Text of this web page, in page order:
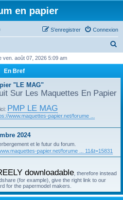
en papier
Connexion
S’enregistrer
h
ven. août 07, 2026 5:09 am
En Bref
"LE MAG"
Sur Les Maquettes En Papier
PMP LE MAG
www.maquettes-papier.net/forume ...
2024
et le futur du forum.
papier.net/forume ... 11&t=15831
downloadable , therefore instead
(for example), give the right link to our
for the papermodel makers.